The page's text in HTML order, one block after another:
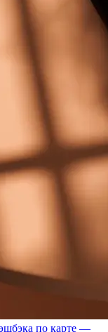
по карте —